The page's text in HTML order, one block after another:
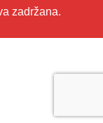
zadržana.